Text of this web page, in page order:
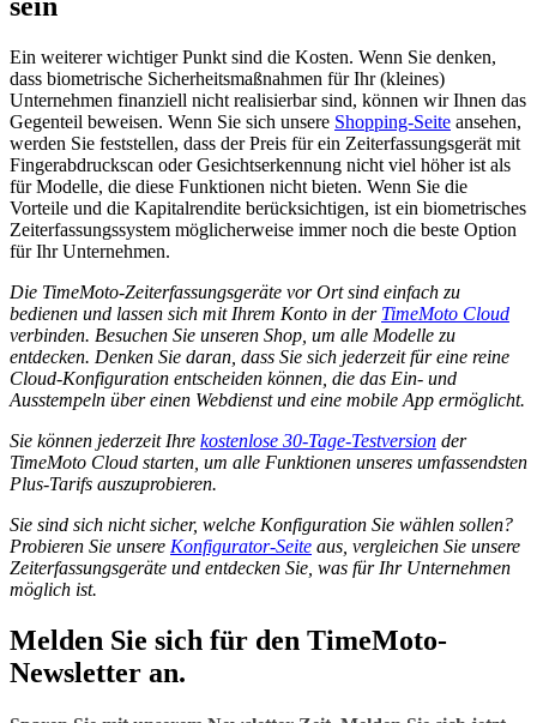
Ein weiterer wichtiger Punkt sind die Kosten. Wenn Sie denken,
dass biometrische Sicherheitsmaßnahmen für Ihr (kleines)
Unternehmen finanziell nicht realisierbar sind, können wir Ihnen das
Gegenteil beweisen. Wenn Sie sich unsere Shopping-Seite ansehen,
werden Sie feststellen, dass der Preis für ein Zeiterfassungsgerät mit
Fingerabdruckscan oder Gesichtserkennung nicht viel höher ist als
für Modelle, die diese Funktionen nicht bieten. Wenn Sie die
Vorteile und die Kapitalrendite berücksichtigen, ist ein biometrisches
Zeiterfassungssystem möglicherweise immer noch die beste Option
für Ihr Unternehmen.
Die TimeMoto-Zeiterfassungsgeräte vor Ort sind einfach zu
bedienen und lassen sich mit Ihrem Konto in der TimeMoto Cloud
verbinden. Besuchen Sie unseren Shop, um alle Modelle zu
entdecken. Denken Sie daran, dass Sie sich jederzeit für eine reine
Cloud-Konfiguration entscheiden können, die das Ein- und
Ausstempeln über einen Webdienst und eine mobile App ermöglicht.
Sie können jederzeit Ihre kostenlose 30-Tage-Testversion der
TimeMoto Cloud starten, um alle Funktionen unseres umfassendsten
Plus-Tarifs auszuprobieren.
Sie sind sich nicht sicher, welche Konfiguration Sie wählen sollen?
Probieren Sie unsere Konfigurator-Seite aus, vergleichen Sie unsere
Zeiterfassungsgeräte und entdecken Sie, was für Ihr Unternehmen
möglich ist.
Melden Sie sich für den TimeMoto-
Newsletter an.